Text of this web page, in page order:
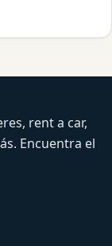
rent a car,
Encuentra el